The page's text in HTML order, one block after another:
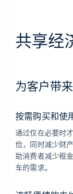
共享经
为客户带
按需购买和使
通过仅在必要时
俭，同时减少财
助消费者减少租
车的需求。